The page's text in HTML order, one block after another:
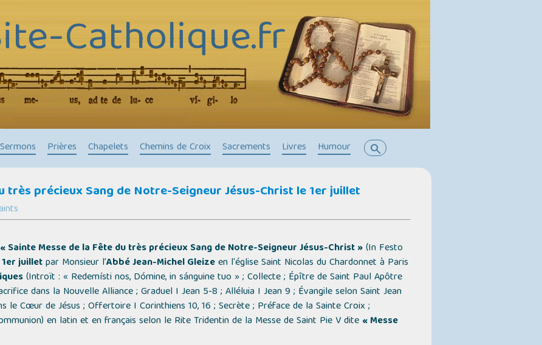
Catholique.fr
Sermons Prières Chapelets Chemins de Croix Sacrements Livres Humour search
très précieux Sang de Notre-Seigneur Jésus-Christ le 1er juillet
« Sainte Messe de la Fête du très précieux Sang de Notre-Seigneur Jésus-Christ »(In Festo
1er juilletpar Monsieur l’Abbé Jean-Michel Gleizeen l'église Saint Nicolas du Chardonnet à Paris
(Introït : « Redemísti nos, Dómine, in sánguine tuo » ; Collecte ; Épître de Saint Paul Apôtre
dans la Nouvelle Alliance ; Graduel I Jean 5-8 ; Alléluia I Jean 9 ; Évangile selon Saint Jean
le Cœur de Jésus ; Offertoire I Corinthiens 10, 16 ; Secrète ; Préface de la Sainte Croix ;
en latin et en français selon le Rite Tridentin de la Messe de Saint Pie V dite « Messe